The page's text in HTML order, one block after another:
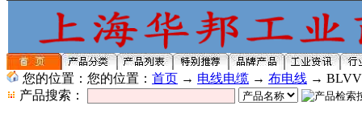
您的位置：您的位置： 首页 → 电线电缆 → 布电线 → BLVV
产品搜索：